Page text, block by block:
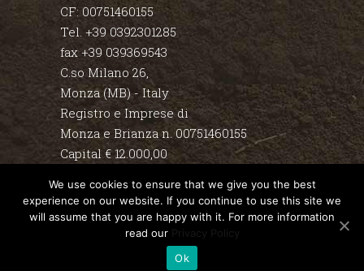
CF: 00751460155
Tel. +39 0392301285
fax +39 039369543
C.so Milano 26,
Monza (MB) - Italy
Registro e Imprese di
Monza e Brianza n. 00751460155
Capital € 12.000,00
Disclaimer
Privacy & Policy
We use cookies to ensure that we give you the best
experience on our website. If you continue to use this site we
will assume that you are happy with it. For more information
read our
Ok